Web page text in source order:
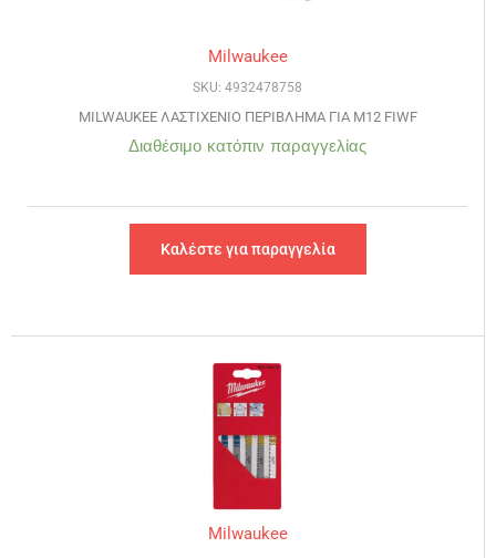
Milwaukee
SKU: 4932478758
MILWAUKEE ΛΑΣΤΙΧΕΝΙΟ ΠΕΡΙΒΛΗΜΑ ΓΙΑ M12 FIWF
Διαθέσιμο κατόπιν παραγγελίας
Καλέστε για παραγγελία
Milwaukee